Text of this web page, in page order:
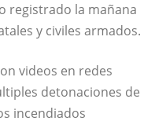
registrado la mañana
y civiles armados.
videos en redes
detonaciones de
incendiados